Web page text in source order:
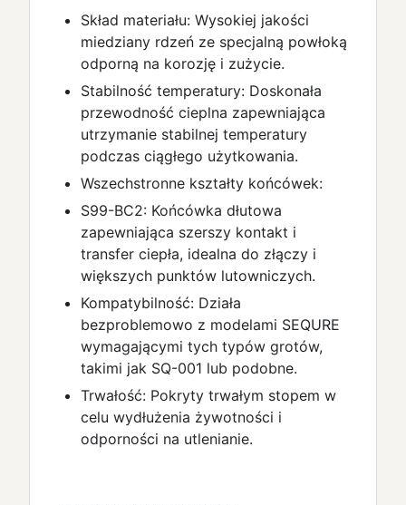
Skład materiału: Wysokiej jakości
miedziany rdzeń ze specjalną powłoką
odporną na korozję i zużycie.
Stabilność temperatury: Doskonała
przewodność cieplna zapewniająca
utrzymanie stabilnej temperatury
podczas ciągłego użytkowania.
Wszechstronne kształty końcówek:
S99-BC2: Końcówka dłutowa
zapewniająca szerszy kontakt i
transfer ciepła, idealna do złączy i
większych punktów lutowniczych.
Kompatybilność: Działa
bezproblemowo z modelami SEQURE
wymagającymi tych typów grotów,
takimi jak SQ-001 lub podobne.
Trwałość: Pokryty trwałym stopem w
celu wydłużenia żywotności i
odporności na utlenianie.